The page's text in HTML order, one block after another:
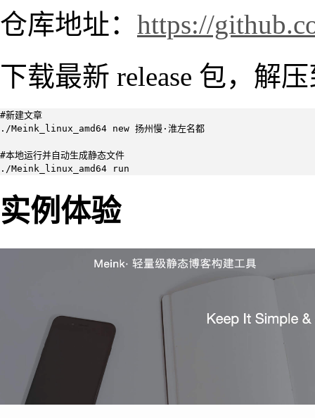
仓库地址： https://
下载最新 release 包，解
#新建文章
./Meink_linux_amd64 new 扬州慢·淮左名都
#本地运行并自动生成静态文件
./Meink_linux_amd64 run
实例体验